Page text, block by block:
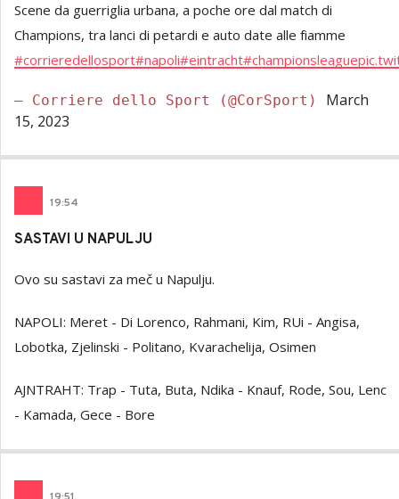
Scene da guerriglia urbana, a poche ore dal match di
Champions, tra lanci di petardi e auto date alle fiamme
#corrieredellosport#napoli#eintracht#championsleague
— Corriere dello Sport (@CorSport) March
15, 2023
19:54
SASTAVI U NAPULJU
Ovo su sastavi za meč u Napulju.
NAPOLI: Meret - Di Lorenco, Rahmani, Kim, RUi - Angisa,
Lobotka, Zjelinski - Politano, Kvarachelija, Osimen
AJNTRAHT: Trap - Tuta, Buta, Ndika - Knauf, Rode, Sou, Lenc
- Kamada, Gece - Bore